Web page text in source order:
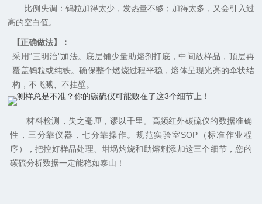
比例失调：钨粒加得太少，发热量不够；加得太多，又会引入过
高的空白值。
【正确做法】：
采用“三明治"加法。底层铺少量助熔剂打底，中间放样品，顶层再
覆盖钨粒或纯铁。确保整个燃烧过程平稳，熔体呈现光亮的伞状结
构，不飞溅、不挂壁。
材料检测，失之毫厘，谬以千里。高频红外碳硫仪的数据准确
性，三分靠仪器，七分靠操作。规范实验室SOP（标准作业程
序），把控好样品处理、坩埚灼烧和助熔剂添加这三个细节，您的
碳硫分析数据一定能稳如泰山！